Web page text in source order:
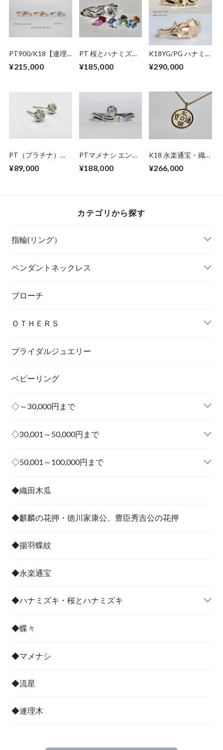
PT900/K18【連理
ング
¥215,000
PT 桜とハナミズキ
ダー】
¥185,000
K18YG/PG ハナミ
¥290,000
PT（プラチナ）マ
メナシ ダイヤモン
ドピアス
¥89,000
PTマメナシ エンゲ
ージ＆アニバーサリ
ーリング
¥188,000
K18 永楽通宝・織
田木瓜リバーシブル
ネックレス(45cm)
¥266,000
カテゴリから探す
指輪(リング）
ペンダントネックレス
ブローチ
ＯＴＨＥＲＳ
ブライダルジュエリー
ベビーリング
◇～30,000円まで
その他
◇30,001～50,000円まで
その他
◇50,001～100,000円まで
◆織田木瓜
◆麒麟の花押・徳川家康公、豊臣秀吉公の花押
◆揚羽蝶紋
◆永楽通宝
◆ハナミズキ・桜とハナミズキ
◆蝶々
◆マメナシ
◆流星
◆連理木